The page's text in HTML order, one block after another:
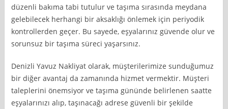
düzenli bakıma tabi tutulur ve taşıma sırasında meydana
gelebilecek herhangi bir aksaklığı önlemek için periyodik
kontrollerden geçer. Bu sayede, eşyalarınız güvende olur ve
sorunsuz bir taşıma süreci yaşarsınız.
Denizli Yavuz Nakliyat olarak, müşterilerimize sunduğumuz
bir diğer avantaj da zamanında hizmet vermektir. Müşteri
taleplerini önemsiyor ve taşıma gününde belirlenen saatte
eşyalarınızı alıp, taşınacağı adrese güvenli bir şekilde